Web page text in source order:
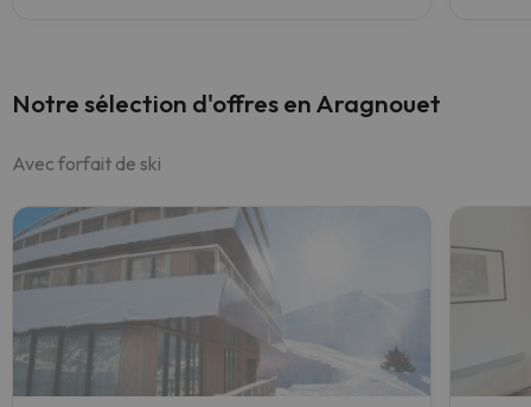
Notre sélection d'offres en Aragnouet
Avec forfait de ski